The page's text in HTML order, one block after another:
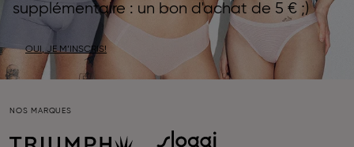
supplémentaire : un bon d'achat de 5 € ;)
OUI, JE M’INSCRIS!
NOS MARQUES